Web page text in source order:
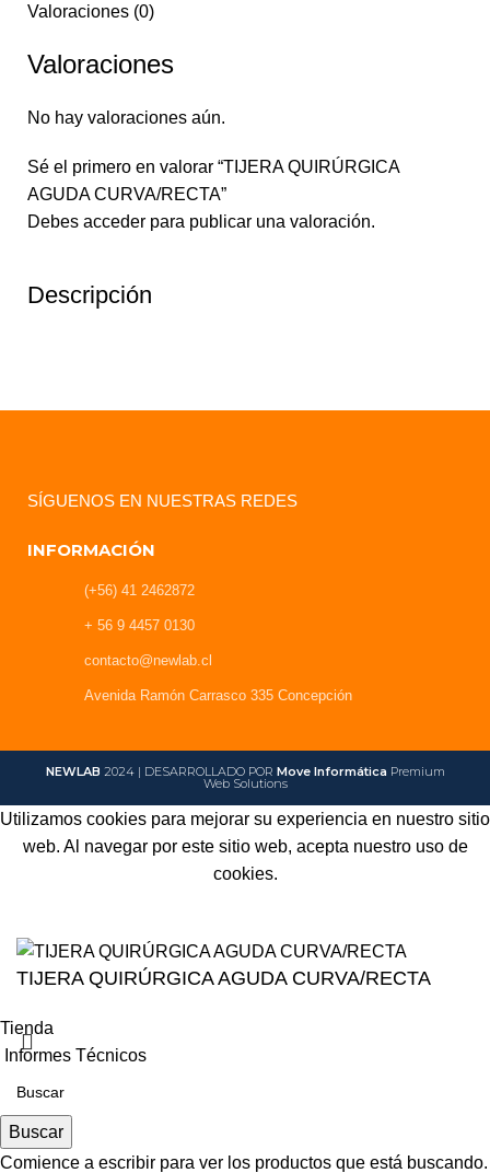
Valoraciones (0)
Valoraciones
No hay valoraciones aún.
Sé el primero en valorar “TIJERA QUIRÚRGICA
AGUDA CURVA/RECTA”
Debes acceder para publicar una valoración.
Descripción
SÍGUENOS EN NUESTRAS REDES
INFORMACIÓN
(+56) 41 2462872
+ 56 9 4457 0130
contacto@newlab.cl
Avenida Ramón Carrasco 335 Concepción
NEWLAB 2024 | DESARROLLADO POR Move Informática Premium
Web Solutions
Utilizamos cookies para mejorar su experiencia en nuestro sitio
web. Al navegar por este sitio web, acepta nuestro uso de
cookies.
TIJERA QUIRÚRGICA AGUDA CURVA/RECTA
Buscar
Comience a escribir para ver los productos que está buscando.
Tienda
Informes Técnicos